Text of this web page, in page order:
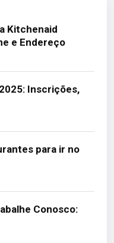
Kitchenaid
e Endereço
Inscrições,
para ir no
Conosco: